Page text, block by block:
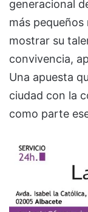
generacional
más
mostrar su
convivencia,
Una apuesta
ciudad con la
como parte